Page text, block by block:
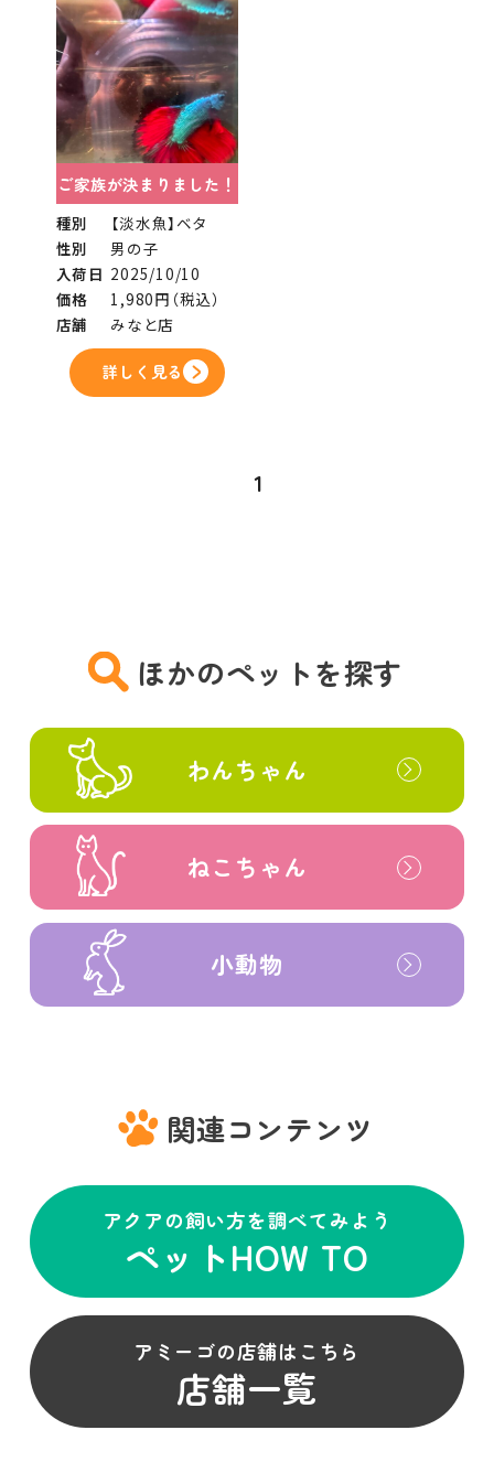
ご家族が決まりました！
種別
【淡水魚】ベタ
性別
男の子
入荷日 2025/10/10
価格
1,980円（税込）
店舗
みなと店
詳しく見る
1
ほかのペットを探す
わんちゃん
ねこちゃん
小動物
関連コンテンツ
アクアの飼い方を調べてみよう
ペットHOW TO
アミーゴの店舗はこちら
店舗一覧